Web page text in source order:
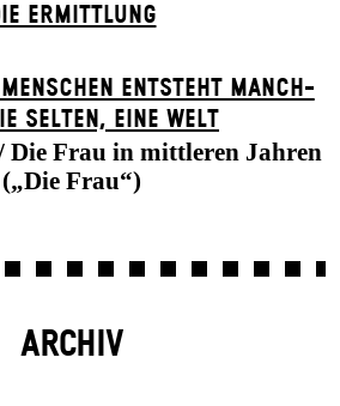
ERMITTLUNG
ENT­STEHT MANCH­
SELTEN, EINE WELT
Die Frau in mittleren Jahren
(„Die Frau“)
ARCHIV